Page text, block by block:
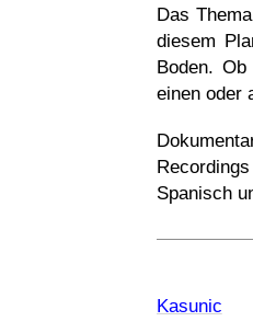
Das
diesem
Boden.
einen oder
Spanisch
Kasunic